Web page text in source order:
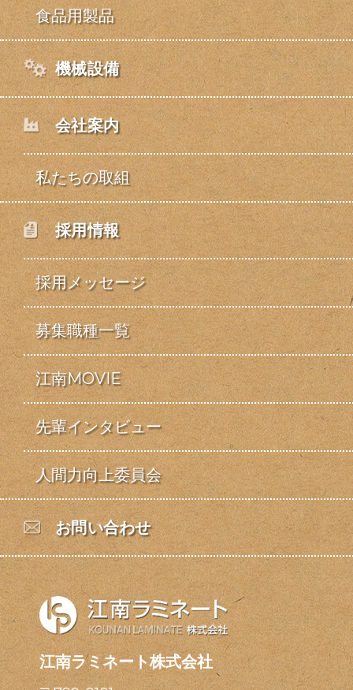
食品用製品
機械設備
会社案内
私たちの取組
採用情報
採用メッセージ
募集職種一覧
江南MOVIE
先輩インタビュー
人間力向上委員会
お問い合わせ
江南ラミネート株式会社